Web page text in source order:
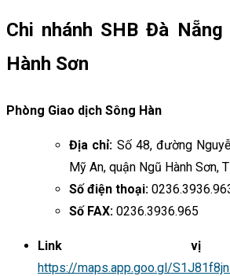
Chi nhánh SHB Đà
Hành Sơn
Phòng Giao dịch Sông Hàn
Địa chỉ: Số 48, đường
Mỹ An, quận Ngũ Hành Sơn,
Số điện thoại:
Số FAX: 0236.3936.965
Link
https://maps.app.goo.gl/